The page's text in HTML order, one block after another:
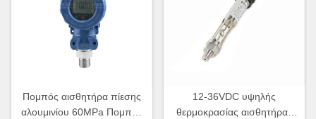
Πομπός αισθητήρα πίεσης
αλουμινίου 60MPa Πομπός
12-36VDC υψηλής
θερμοκρασίας αισθητήρας